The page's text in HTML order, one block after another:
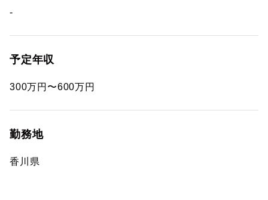
-
予定年収
300万円〜600万円
勤務地
香川県